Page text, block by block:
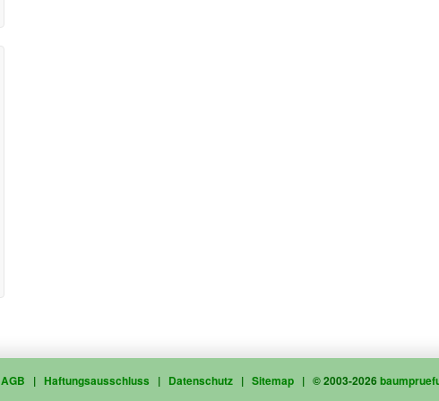
AGB | Haftungsausschluss | Datenschutz | Sitemap | © 2003-2026